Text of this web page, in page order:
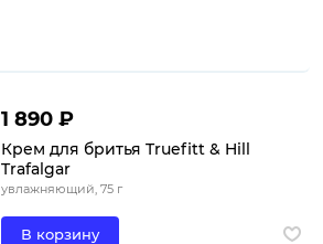
1 890 ₽
Крем для бритья Truefitt & Hill
Trafalgar
увлажняющий, 75 г
В корзину